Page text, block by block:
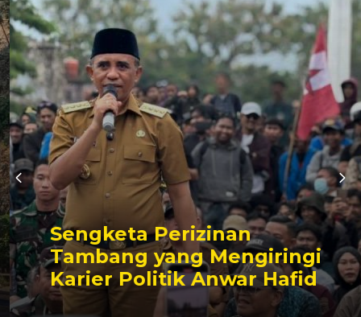
Sengketa Perizinan
Tambang yang Mengiringi
Karier Politik Anwar Hafid